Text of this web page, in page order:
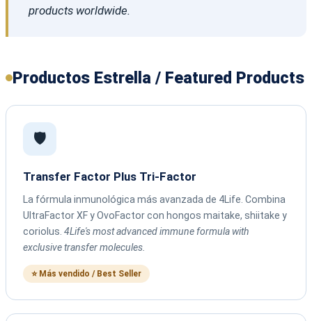
products worldwide.
Productos Estrella / Featured Products
🛡️
Transfer Factor Plus Tri-Factor
La fórmula inmunológica más avanzada de 4Life. Combina
UltraFactor XF y OvoFactor con hongos maitake, shiitake y
coriolus. 4Life's most advanced immune formula with
exclusive transfer molecules.
⭐ Más vendido / Best Seller